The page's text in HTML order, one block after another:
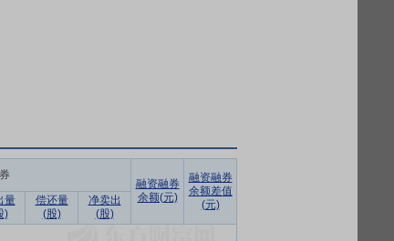
融资融券
余额(元)
融资融券
余额差值
(元)
量
)
偿还量
(股)
净卖出
(股)